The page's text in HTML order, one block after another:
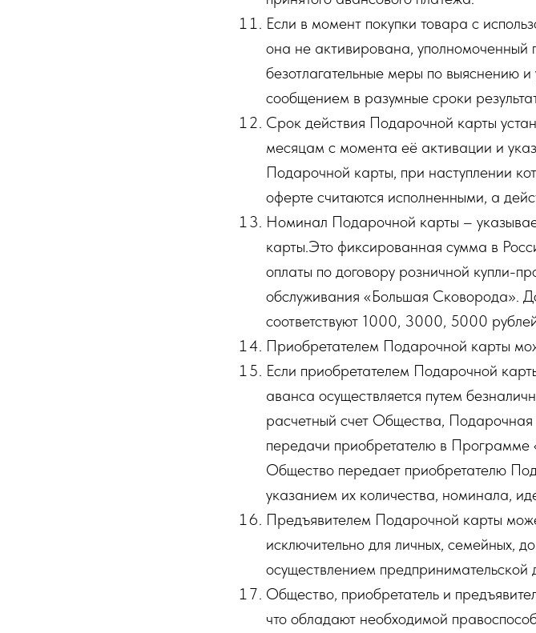
Если в момент покупки товара с
она не активирована,
безотлагательные меры по выяснению
сообщением в разумные сроки
Срок действия Подарочной карты
месяцам с момента её активации и
Подарочной карты, при наступлении
оферте считаются исполненными, а
Номинал Подарочной карты –
карты.Это фиксированная сумма в
оплаты по договору розничной купли-
обслуживания «Большая Сковорода».
соответствуют 1000, 3000, 5000
Приобретателем Подарочной карты
Если приобретателем Подарочной
аванса осуществляется путем
расчетный счет Общества,
передачи приобретателю в
Общество передает приобретателю
указанием их количества, номинала,
Предъявителем Подарочной карты
исключительно для личных, семейных,
осуществлением предпринимательской
Общество, приобретатель и
что обладают необходимой